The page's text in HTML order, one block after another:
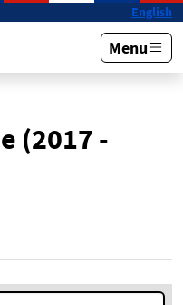
English
Menu
(2017 -